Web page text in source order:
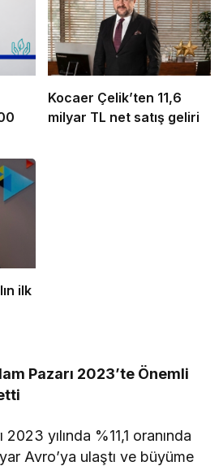
Kocaer Çelik’ten 11,6
milyar TL net satış geliri
ilk
Pazarı 2023’te Önemli
yılında %11,1 oranında
Avro’ya ulaştı ve büyüme